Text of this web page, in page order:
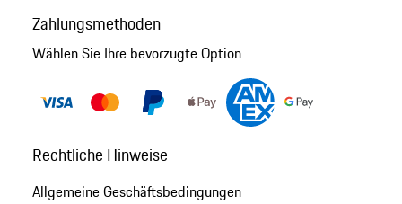
Zahlungsmethoden
Wählen Sie Ihre bevorzugte Option
Rechtliche Hinweise
Allgemeine Geschäftsbedingungen